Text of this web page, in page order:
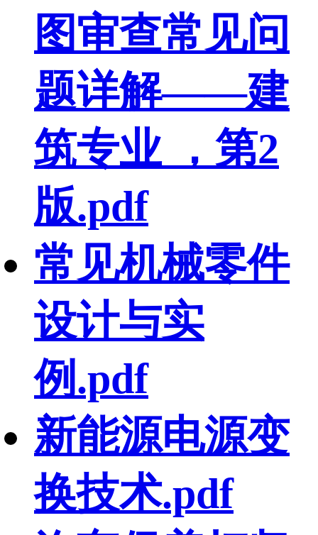
图审查常见问
题详解——建
筑专业 ，第2
版.pdf
常见机械零件
设计与实
例.pdf
新能源电源变
换技术.pdf